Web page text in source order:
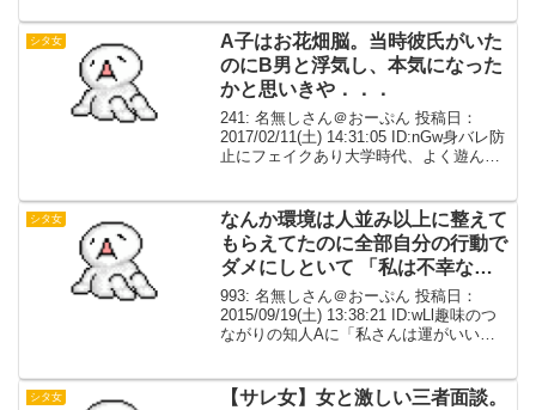
シタ女
A子はお花畑脳。当時彼氏がいた
のにB男と浮気し、本気になった
かと思いきや．．．
241: 名無しさん＠おーぷん 投稿日：
2017/02/11(土) 14:31:05 ID:nGw身バレ防
止にフェイクあり大学時代、よく遊んで
本気になったかと思いきや、A...
シタ女
なんか環境は人並み以上に整えて
もらえてたのに全部自分の行動で
ダメにしといて 「私は不幸な星
の下に生まれた」とか 「人生が
ハードモードだから」とか言われ
るとすごいモヤる
993: 名無しさん＠おーぷん 投稿日：
2015/09/19(土) 13:38:21 ID:wLl趣味のつ
ながりの知人Aに「私さんは運がいい。
イージーだよ。。 私は人生ハー...
シタ女
【サレ女】女と激しい三者面談。